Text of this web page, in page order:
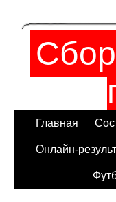
Главная
Онлайн-